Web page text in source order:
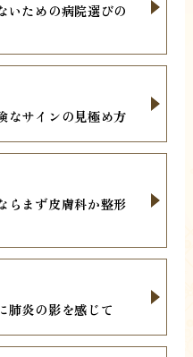
いための病院選びの
なサインの見極め方
らまず皮膚科か整形
肺炎の影を感じて